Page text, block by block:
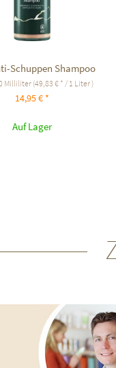
Schuppen Shampoo
Milliliter(49,83 € * / 1 Liter )
14,95 € *
Auf Lager